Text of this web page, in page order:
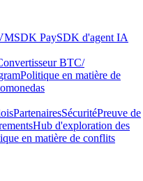
SDK PaySDK d'agent IA
BTC/
Politique en matière de
PartenairesSécuritéPreuve de
Hub d'exploration des
en matière de conflits